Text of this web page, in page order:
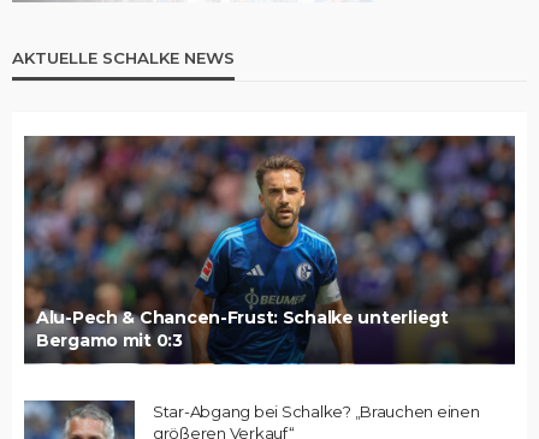
AKTUELLE SCHALKE NEWS
Alu-Pech & Chancen-Frust: Schalke unterliegt
Bergamo mit 0:3
Star-Abgang bei Schalke? „Brauchen einen
größeren Verkauf“